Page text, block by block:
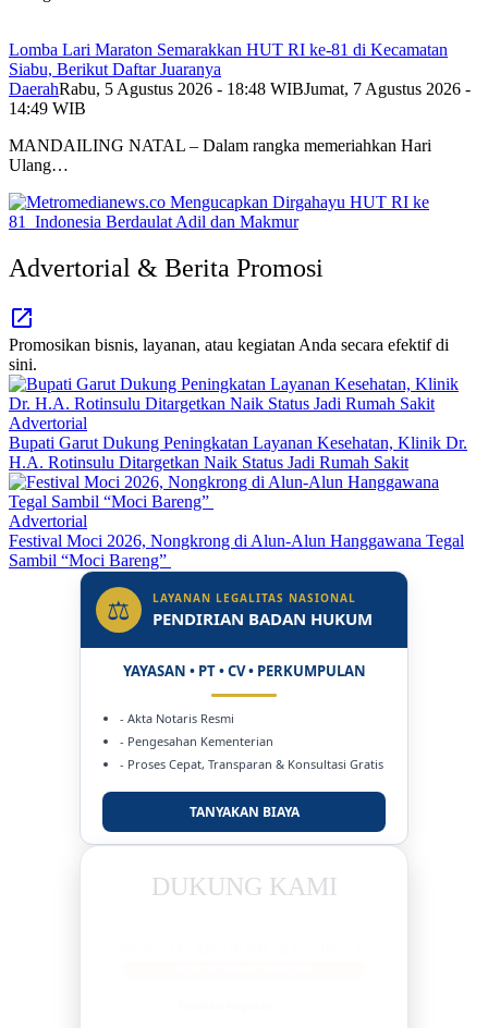
Lomba Lari Maraton Semarakkan HUT RI ke-81 di Kecamatan
Siabu, Berikut Daftar Juaranya
DaerahRabu, 5 Agustus 2026 - 18:48 WIBJumat, 7 Agustus 2026 -
14:49 WIB
MANDAILING NATAL – Dalam rangka memeriahkan Hari
Ulang…
Advertorial & Berita Promosi
Promosikan bisnis, layanan, atau kegiatan Anda secara efektif di
sini.
Advertorial
Bupati Garut Dukung Peningkatan Layanan Kesehatan, Klinik Dr.
H.A. Rotinsulu Ditargetkan Naik Status Jadi Rumah Sakit
Advertorial
Festival Moci 2026, Nongkrong di Alun-Alun Hanggawana Tegal
Sambil “Moci Bareng”
⚖ LAYANAN LEGALITAS NASIONAL
PENDIRIAN BADAN HUKUM
YAYASAN • PT • CV • PERKUMPULAN
- Akta Notaris Resmi
- Pengesahan Kementerian
- Proses Cepat, Transparan & Konsultasi Gratis
TANYAKAN BIAYA
DUKUNG KAMI